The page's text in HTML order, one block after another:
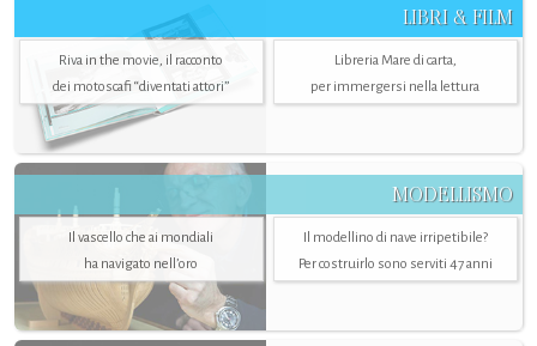
LIBRI & FILM
Riva in the movie, il racconto
dei motoscafi “diventati attori”
Libreria Mare di carta,
per immergersi nella lettura
MODELLISMO
Il vascello che ai mondiali
ha navigato nell’oro
Il modellino di nave irripetibile?
Per costruirlo sono serviti 47 anni